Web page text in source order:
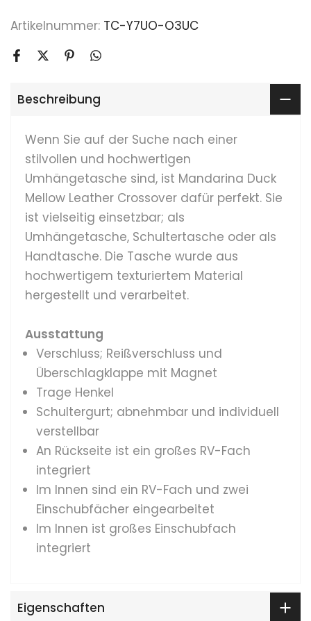
Artikelnummer: TC-Y7UO-O3UC
Beschreibung
Wenn Sie auf der Suche nach einer
stilvollen und hochwertigen
Umhängetasche sind, ist Mandarina Duck
Mellow Leather Crossover dafür perfekt. Sie
ist vielseitig einsetzbar; als
Umhängetasche, Schultertasche oder als
Handtasche. Die Tasche wurde aus
hochwertigem texturiertem Material
hergestellt und verarbeitet.
Ausstattung
Verschluss; Reißverschluss und
Überschlagklappe mit Magnet
Trage Henkel
Schultergurt; abnehmbar und individuell
verstellbar
An Rückseite ist ein großes RV-Fach
integriert
Im Innen sind ein RV-Fach und zwei
Einschubfächer eingearbeitet
Im Innen ist großes Einschubfach
integriert
Eigenschaften